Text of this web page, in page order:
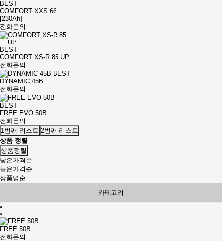
BEST
COMFORT XXS 66
[230Ah]
전화문의
BEST
COMFORT XS-R 85 UP
전화문의
BEST
DYNAMIC 45B
전화문의
BEST
FREE EVO 50B
전화문의
1번째 리스트 2번째 리스트
상품 정렬
상품정렬
낮은가격순
높은가격순
상품명순
카테고리
FREE 50B
전화문의